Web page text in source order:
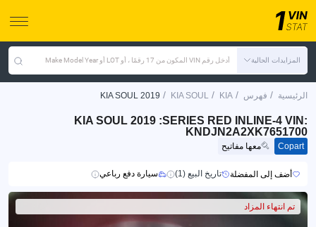
المزايدات الحالية أدخل رقم VIN المكون من 17 رقمًا ، أو LOT أو Make Model Year
الرئيسية / فهرس /
KIA
/
KIA SOUL
/
KIA SOUL 2019
KIA SOUL 2019 :SERIES RED INLINE-4 VIN:
KNDJN2A2XK7651700
Copart معها مفاتيح
أضف إلى المفضلة تاريخ البيع (1) سيارة دفع رباعي
تم انتهاء المزاد